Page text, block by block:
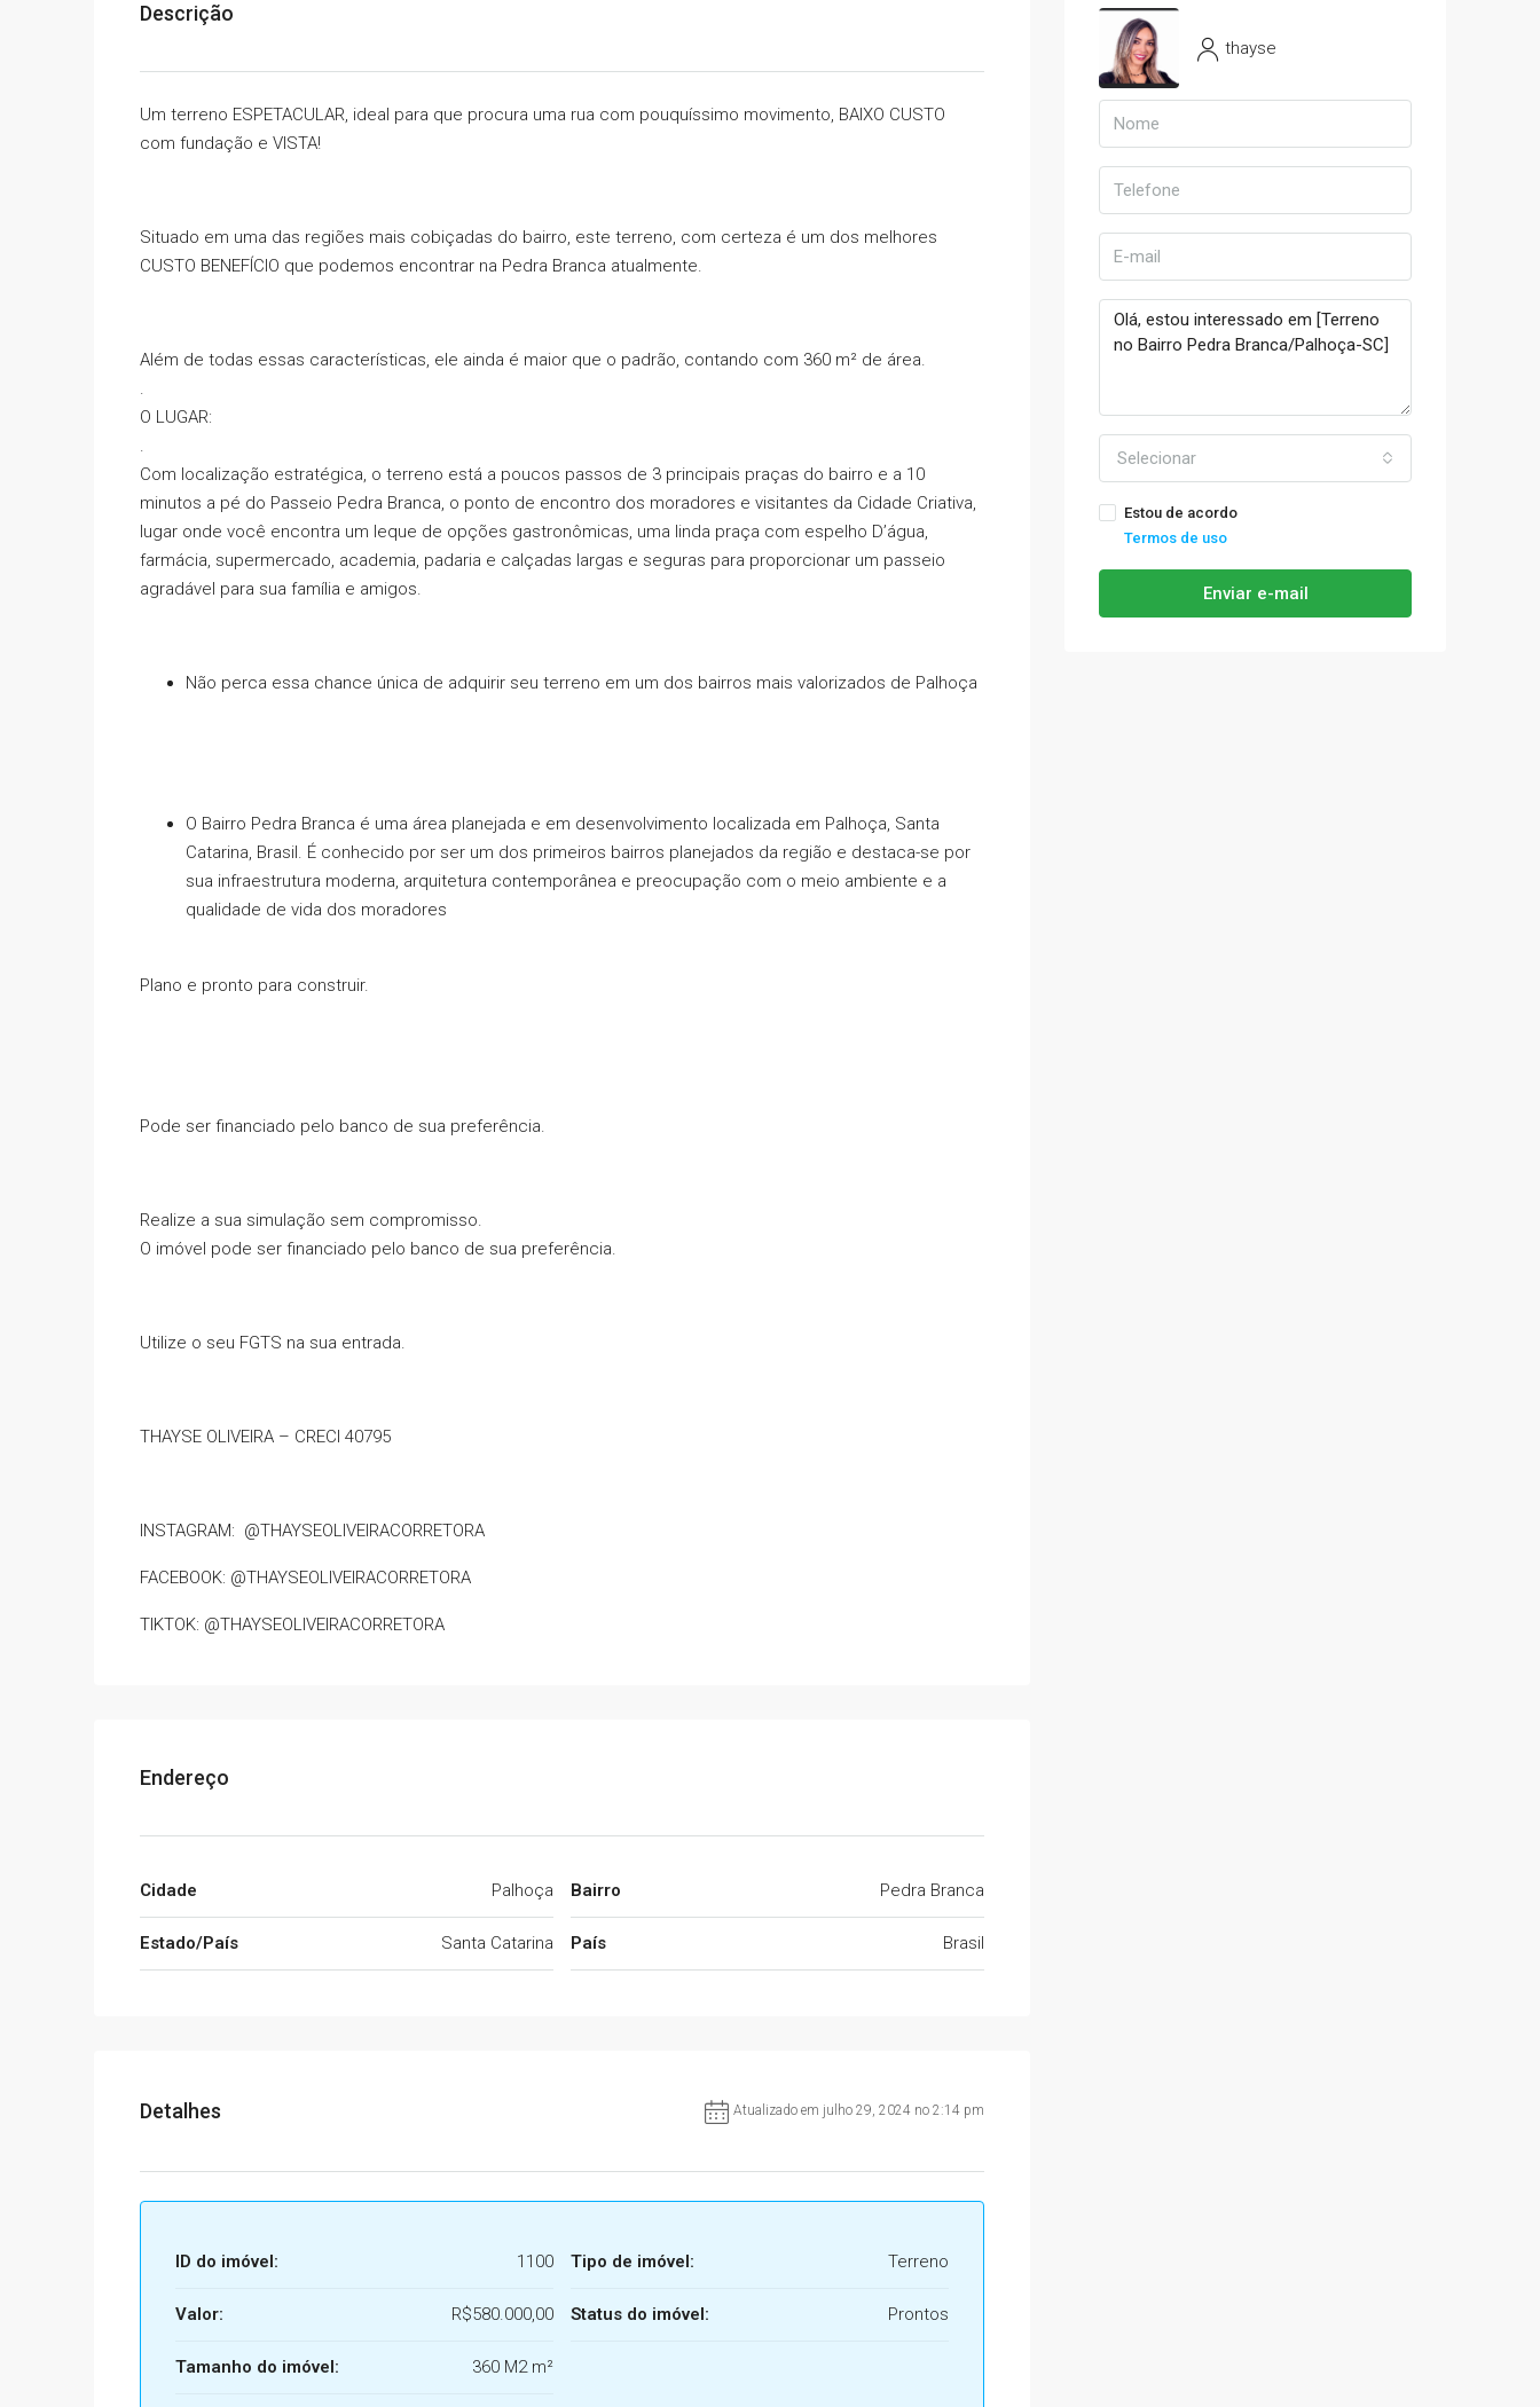
Descrição
Um terreno ESPETACULAR, ideal para que procura uma rua com pouquíssimo movimento, BAIXO CUSTO
com fundação e VISTA!
Situado em uma das regiões mais cobiçadas do bairro, este terreno, com certeza é um dos melhores
CUSTO BENEFÍCIO que podemos encontrar na Pedra Branca atualmente.
Além de todas essas características, ele ainda é maior que o padrão, contando com 360 m² de área.
.
O LUGAR:
.
Com localização estratégica, o terreno está a poucos passos de 3 principais praças do bairro e a 10
minutos a pé do Passeio Pedra Branca, o ponto de encontro dos moradores e visitantes da Cidade Criativa,
lugar onde você encontra um leque de opções gastronômicas, uma linda praça com espelho D’água,
farmácia, supermercado, academia, padaria e calçadas largas e seguras para proporcionar um passeio
agradável para sua família e amigos.
Não perca essa chance única de adquirir seu terreno em um dos bairros mais valorizados de Palhoça
O Bairro Pedra Branca é uma área planejada e em desenvolvimento localizada em Palhoça, Santa
Catarina, Brasil. É conhecido por ser um dos primeiros bairros planejados da região e destaca-se por
sua infraestrutura moderna, arquitetura contemporânea e preocupação com o meio ambiente e a
qualidade de vida dos moradores
Plano e pronto para construir.
Pode ser financiado pelo banco de sua preferência.
Realize a sua simulação sem compromisso.
O imóvel pode ser financiado pelo banco de sua preferência.
Utilize o seu FGTS na sua entrada.
THAYSE OLIVEIRA – CRECI 40795
INSTAGRAM: @THAYSEOLIVEIRACORRETORA
FACEBOOK: @THAYSEOLIVEIRACORRETORA
TIKTOK: @THAYSEOLIVEIRACORRETORA
Endereço
Cidade Palhoça
Estado/País Santa Catarina
Bairro Pedra Branca
País Brasil
Detalhes Atualizado em julho 29, 2024 no 2:14 pm
ID do imóvel: 1100
Valor: R$580.000,00
Tamanho do imóvel: 360 M2 m²
Tipo de imóvel: Terreno
Status do imóvel: Prontos
thayse
Selecionar
Estou de acordo
Termos de uso
Enviar e-mail